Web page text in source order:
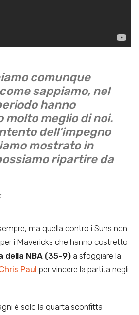
comunque
sappiamo, nel
hanno
molto meglio di noi.
dell’impegno
mostrato in
ripartire da
ma quella contro i Suns non
i Mavericks che hanno costretto
della NBA (35-9) a sfoggiare la
Chris Paul per vincere la partita negli
è solo la quarta sconfitta